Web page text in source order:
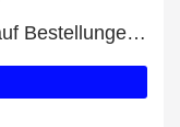
Powgen Angebot: 23% Rabatt auf Bestellungen über 80€